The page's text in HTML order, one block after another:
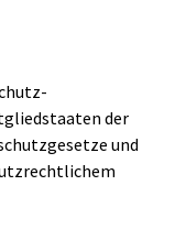
der
und